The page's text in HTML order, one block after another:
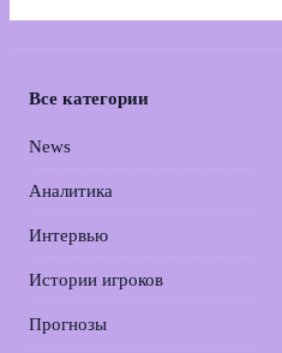
Все категории
News
Аналитика
Интервью
Истории игроков
Прогнозы